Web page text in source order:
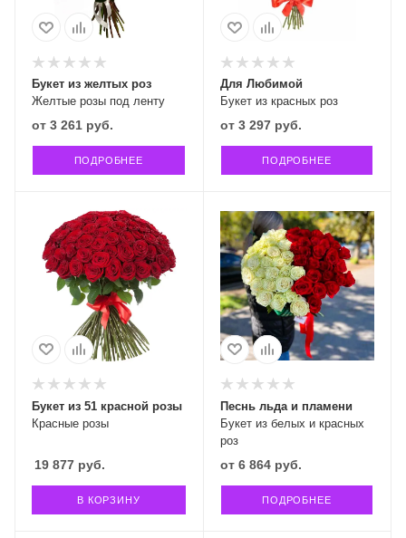
Желтые розы под ленту
Букет из желтых роз
от 3 261 руб.
ПОДРОБНЕЕ
Букет из красных роз
Для Любимой
от 3 297 руб.
ПОДРОБНЕЕ
Красные розы
Букет из 51 красной розы
19 877 руб.
В КОРЗИНУ
Букет из белых и красных
роз
Песнь льда и пламени
от 6 864 руб.
ПОДРОБНЕЕ